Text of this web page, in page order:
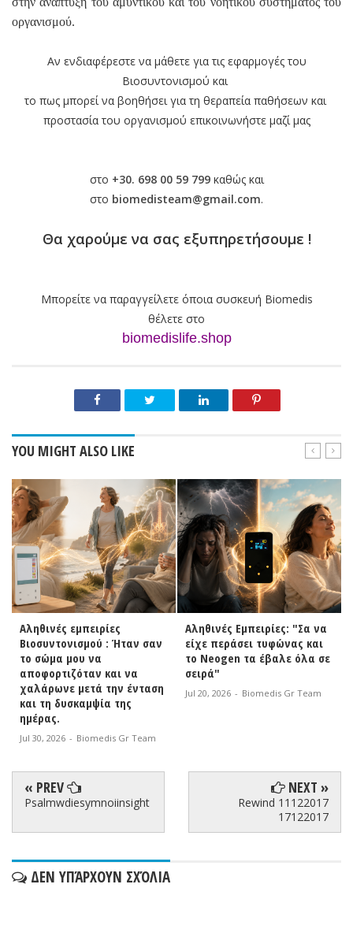
οργανισμού.
Αν ενδιαφέρεστε να μάθετε για τις εφαρμογές του
Βιοσυντονισμού και
το πως μπορεί να βοηθήσει για τη θεραπεία παθήσεων και
προστασία του οργανισμού επικοινωνήστε μαζί μας
στο +30. 698 00 59 799καθώς και
στο biomedisteam@gmail.com.
Θα χαρούμε να σας εξυπηρετήσουμε !
Μπορείτε να παραγγείλετε όποια συσκευή Biomedis
θέλετε στο
biomedislife.shop
YOU MIGHT ALSO LIKE
Αληθινές εμπειρίες
Βιοσυντονισμού : Ήταν σαν
το σώμα μου να
αποφορτιζόταν και να
χαλάρωνε μετά την ένταση
και τη δυσκαμψία της
ημέρας.
Jul 30, 2026 - Biomedis Gr Team
Αληθινές Εμπειρίες: "Σα να
είχε περάσει τυφώνας και
το Neogen τα έβαλε όλα σε
σειρά"
Jul 20, 2026 - Biomedis Gr Team
« PREV
Psalmwdiesymnoiinsight
NEXT »
Rewind 11122017
17122017
ΔΕΝ ΥΠΆΡΧΟΥΝ ΣΧΌΛΙΑ